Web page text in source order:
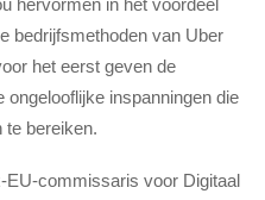
hervormen in het voordeel
bedrijfsmethoden van Uber
het eerst geven de
ongelooflijke inspanningen die
te bereiken.
EU-commissaris voor Digitaal